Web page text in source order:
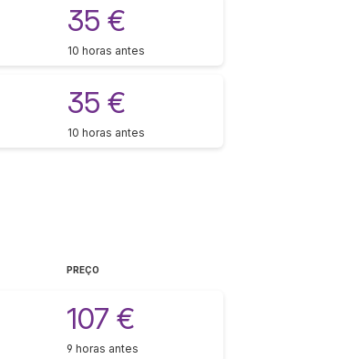
35 €
10 horas antes
35 €
10 horas antes
PREÇO
107 €
9 horas antes